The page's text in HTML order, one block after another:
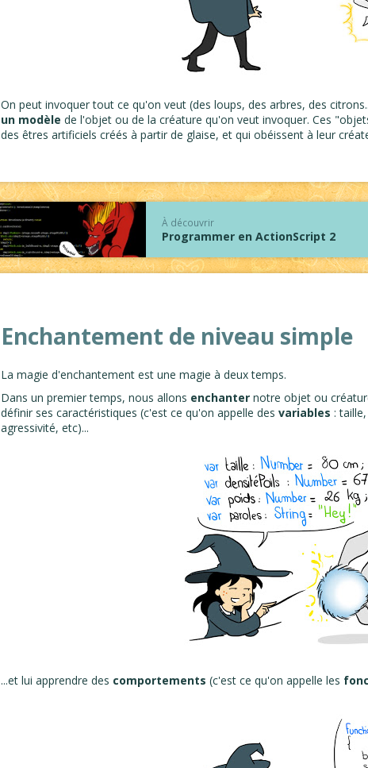
On peut invoquer tout ce qu'on veut (des loups, des arbres, des
un modèle de l'objet ou de la créature qu'on veut invoquer. Ces
des êtres artificiels créés à partir de glaise, et qui obéissent à leur
À découvrir
Programmer en ActionScript 2
Enchantement de niveau simple
La magie d'enchantement est une magie à deux temps.
Dans un premier temps, nous allons enchanternotre objet ou
définir ses caractéristiques (c'est ce qu'on appelle des variables :
agressivité, etc)...
...et lui apprendre des comportements (c'est ce qu'on appelle les